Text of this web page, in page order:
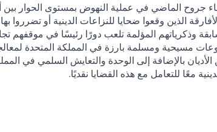
جروح الماضي في عملية النهوض بمستوى الحوار بين
الذين وقعوا ضحايا للنزاعات الدينية أو تضرروا
وذكرياتهم المؤلمة تلعب دورًا رئيسًا في موقفهم
مسيحية ومسلمة بارزة في المملكة المتحدة
الأديان بالإضافة إلى الوحدة والتعايش السلمي في
معًا للتعامل مع هذه القضايا نقديًا.